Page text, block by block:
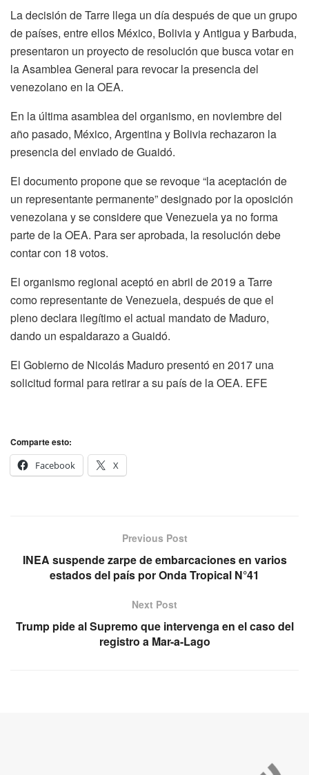
La decisión de Tarre llega un día después de que un grupo
de países, entre ellos México, Bolivia y Antigua y Barbuda,
presentaron un proyecto de resolución que busca votar en
la Asamblea General para revocar la presencia del
venezolano en la OEA.
En la última asamblea del organismo, en noviembre del
año pasado, México, Argentina y Bolivia rechazaron la
presencia del enviado de Guaidó.
El documento propone que se revoque “la aceptación de
un representante permanente” designado por la oposición
venezolana y se considere que Venezuela ya no forma
parte de la OEA. Para ser aprobada, la resolución debe
contar con 18 votos.
El organismo regional aceptó en abril de 2019 a Tarre
como representante de Venezuela, después de que el
pleno declara ilegítimo el actual mandato de Maduro,
dando un espaldarazo a Guaidó.
El Gobierno de Nicolás Maduro presentó en 2017 una
solicitud formal para retirar a su país de la OEA. EFE
Comparte esto:
Facebook
X
Previous Post
INEA suspende zarpe de embarcaciones en varios
estados del país por Onda Tropical N°41
Next Post
Trump pide al Supremo que intervenga en el caso del
registro a Mar-a-Lago